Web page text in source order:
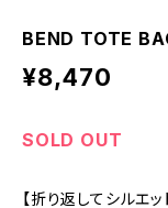
BEND TOTE BAG
¥8,470
SOLD OUT
【折り返してシルエ